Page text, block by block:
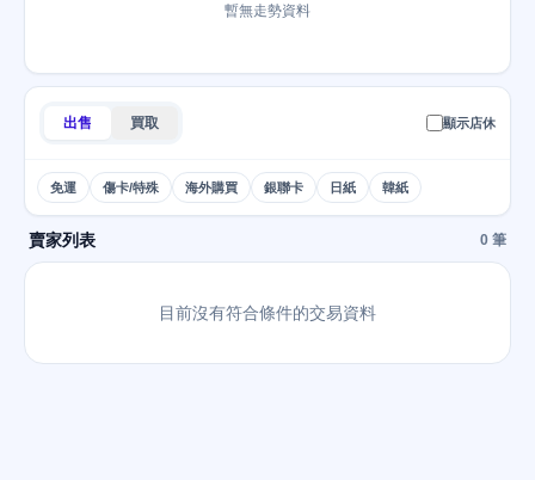
暫無走勢資料
出售 買取 顯示店休
免運 傷卡/特殊 海外購買 銀聯卡 日紙 韓紙
賣家列表 0 筆
目前沒有符合條件的交易資料